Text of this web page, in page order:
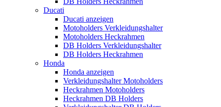
Ducati
Ducati anzeigen
Motoholders Verkleidungshalter
Motoholders Heckrahmen
DB Holders Verkleidungshalter
DB Holders Heckrahmen
Honda
Honda anzeigen
Verkleidungshalter Motoholders
Heckrahmen Motoholders
Heckrahmen DB Holders